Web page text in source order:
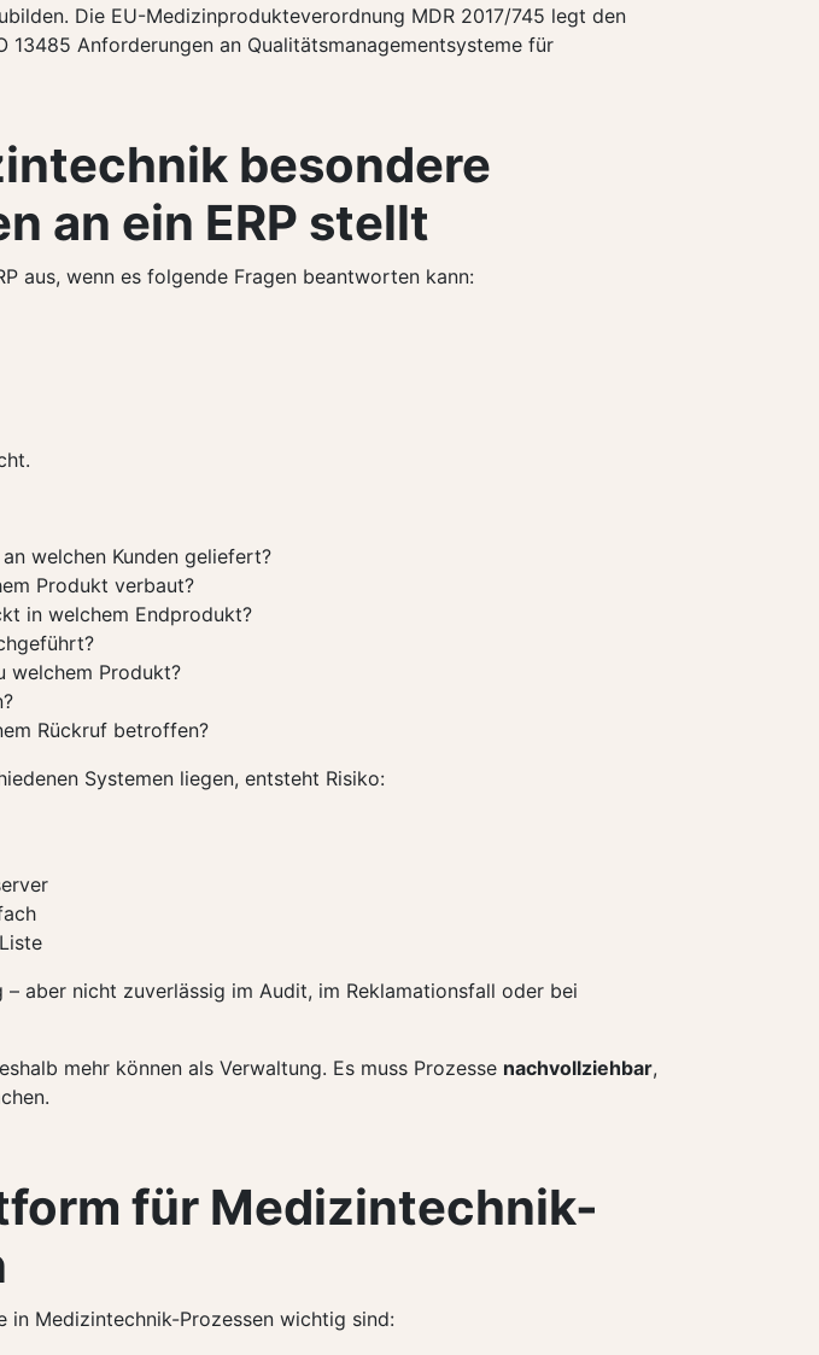
Die EU-Medizinprodukteverordnung MDR 2017/745 legt den
Anforderungen an Qualitätsmanagementsysteme für
besondere
an ein ERP stellt
aus, wenn es folgende Fragen beantworten kann:
welchen Kunden geliefert?
Produkt verbaut?
in welchem Endprodukt?
welchem Produkt?
Rückruf betroffen?
Systemen liegen, entsteht Risiko:
aber nicht zuverlässig im Audit, im Reklamationsfall oder bei
mehr können als Verwaltung. Es muss Prozesse nachvollziehbar,
für Medizintechnik-
in Medizintechnik-Prozessen wichtig sind: